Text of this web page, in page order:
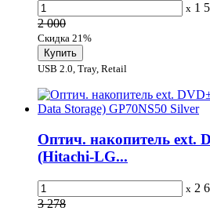
x 1
2 000
Скидка 21%
USB 2.0, Tray, Retail
Оптич. накопитель ext.
(Hitachi-LG...
x 2
3 278